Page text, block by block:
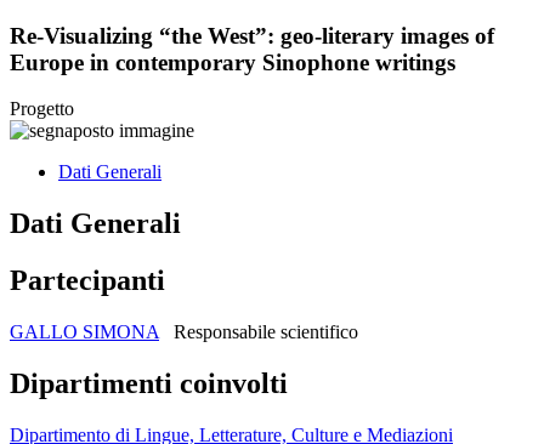
Re-Visualizing “the West”: geo-literary images of
Europe in contemporary Sinophone writings
Progetto
Dati Generali
Dati Generali
Partecipanti
GALLO SIMONA Responsabile scientifico
Dipartimenti coinvolti
Dipartimento di Lingue, Letterature, Culture e Mediazioni